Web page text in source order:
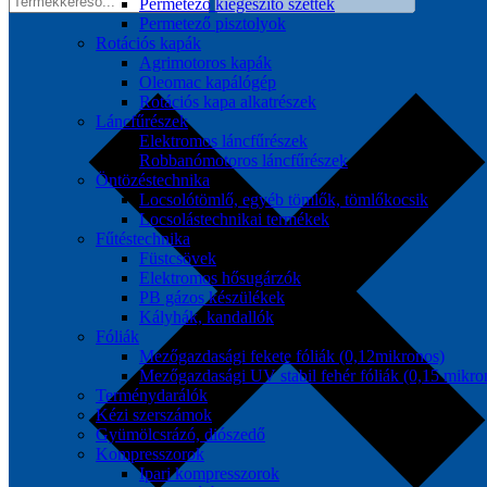
Permetező pisztolyok
Rotációs kapák
Agrimotoros kapák
Oleomac kapálógép
Rotációs kapa alkatrészek
Láncfűrészek
Elektromos láncfűrészek
Robbanómotoros láncfűrészek
Öntözéstechnika
Locsolótömlő, egyéb tömlők, tömlőkocsik
Locsolástechnikai termékek
Fűtéstechnika
Füstcsövek
Elektromos hősugárzók
PB gázos készülékek
Kályhák, kandallók
Fóliák
Mezőgazdasági fekete fóliák (0,12mikronos)
Mezőgazdasági UV stabil fehér fóliák (0,15
Terménydarálók
Kézi szerszámok
Gyümölcsrázó, diószedő
Kompresszorok
Ipari kompresszorok